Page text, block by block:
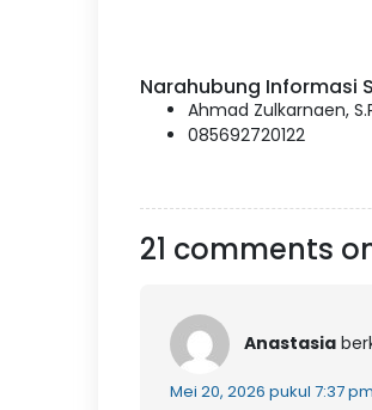
Narahubung Informasi
Ahmad Zulkarnaen,
085692720122
21 comments on
Anastasia
Mei 20, 2026 pukul 7:37 pm